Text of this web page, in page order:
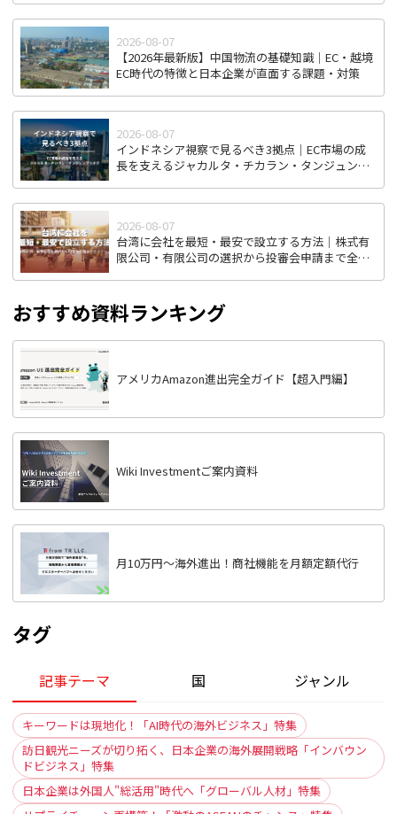
2026-08-07
【2026年最新版】中国物流の基礎知識｜EC・越境
EC時代の特徴と日本企業が直面する課題・対策
2026-08-07
インドネシア視察で見るべき3拠点｜EC市場の成
長を支えるジャカルタ・チカラン・タンジュンプ
2026-08-07
台湾に会社を最短・最安で設立する方法｜株式有
限公司・有限公司の選択から投審会申請まで全ス
おすすめ資料ランキング
アメリカAmazon進出完全ガイド【超入門編】
Wiki Investmentご案内資料
月10万円〜海外進出！商社機能を月額定額代行
タグ
記事テーマ 国 ジャンル
キーワードは現地化！「AI時代の海外ビジネス」特集
訪日観光ニーズが切り拓く、日本企業の海外展開戦略「インバウン
ドビジネス」特集
日本企業は外国人"総活用"時代へ「グローバル人材」特集